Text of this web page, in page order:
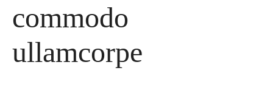
commodo
ullamcorpe